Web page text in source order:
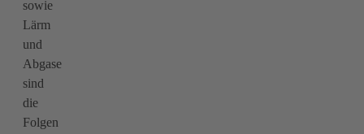
sowie
Lärm
und
Abgase
sind
die
Folgen